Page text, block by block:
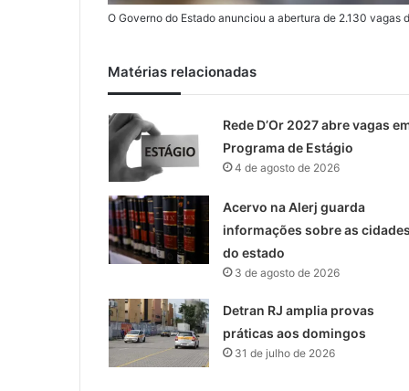
O Governo do Estado anunciou a abertura de 2.130 vagas
Matérias relacionadas
Rede D’Or 2027 abre vagas
Programa de Estágio
4 de agosto de 2026
Acervo na Alerj guarda
informações sobre as
do estado
3 de agosto de 2026
Detran RJ amplia provas
práticas aos domingos
31 de julho de 2026